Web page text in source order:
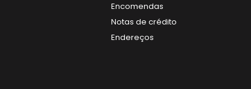
Encomendas
Notas de crédito
Endereços